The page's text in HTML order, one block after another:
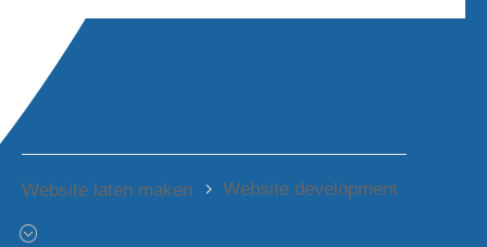
Website laten maken Website development